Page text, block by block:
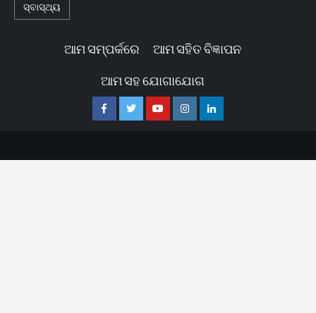
ସ୍ବାସ୍ଥ୍ୟ
ଆମ ସମ୍ପର୍କରେ ଆମ ସହିତ ବିଜ୍ଞାପନ
ଆମ ସହ ଯୋଗାଯୋଗ
FacebookTwitterYoutubeInstagramLinkedin